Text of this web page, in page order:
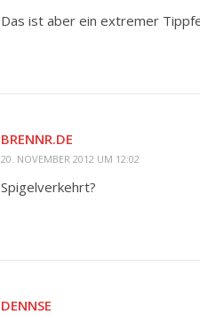
Das ist aber ein extremer
BRENNR.DE
20. NOVEMBER 2012 UM 12:02
Spigelverkehrt?
DENNSE